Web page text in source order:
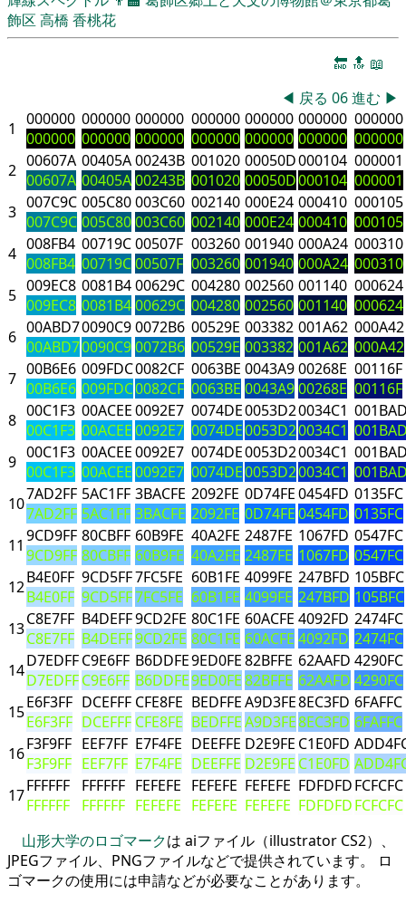
飾区 高橋 香桃花
🔚 🔝 📖
◀ 戻る 06進む ▶
1
000000
000000
000000
000000
000000
000000
000000
000000
000000
000000
000000
000000
000000
000000
2 00607A
00607A
00405A
00405A
00243B
00243B
001020
001020
00050D
00050D
000104
000104
000001
000001
3 007C9C
007C9C
005C80
005C80
003C60
003C60
002140
002140
000E24
000E24
000410
000410
000105
000105
4 008FB4
008FB4
00719C
00719C
00507F
00507F
003260
003260
001940
001940
000A24
000A24
000310
000310
5 009EC8
009EC8
0081B4
0081B4
00629C
00629C
004280
004280
002560
002560
001140
001140
000624
000624
6 00ABD7
00ABD7
0090C9
0090C9
0072B6
0072B6
00529E
00529E
003382
003382
001A62
001A62
000A42
000A42
7 00B6E6
00B6E6
009FDC
009FDC
0082CF
0082CF
0063BE
0063BE
0043A9
0043A9
00268E
00268E
00116F
00116F
8 00C1F3
00C1F3
00ACEE
00ACEE
0092E7
0092E7
0074DE
0074DE
0053D2
0053D2
0034C1
0034C1
9 00C1F3
00C1F3
00ACEE
00ACEE
0092E7
0092E7
0074DE
0074DE
0053D2
0053D2
0034C1
0034C1
107AD2FF
7AD2FF
5AC1FF
5AC1FF
3BACFE
3BACFE
2092FE
2092FE
0D74FE
0D74FE
0454FD
0454FD
0135FC
0135FC
11 9CD9FF
9CD9FF
80CBFF
80CBFF
60B9FE
60B9FE
40A2FE
40A2FE
2487FE
2487FE
1067FD
1067FD
0547FC
0547FC
12B4E0FF
B4E0FF
9CD5FF
9CD5FF
7FC5FE
7FC5FE
60B1FE
60B1FE
4099FE
4099FE
247BFD
247BFD
105BFC
105BFC
13C8E7FF
C8E7FF
B4DEFF
B4DEFF
9CD2FE
9CD2FE
80C1FE
80C1FE
60ACFE
60ACFE
4092FD
4092FD
2474FC
2474FC
14D7EDFF
D7EDFF
C9E6FF
C9E6FF
B6DDFE
B6DDFE
9ED0FE
9ED0FE
82BFFE
82BFFE
62AAFD
62AAFD
4290FC
4290FC
15E6F3FF
E6F3FF
DCEFFF
DCEFFF
CFE8FE
CFE8FE
BEDFFE
BEDFFE
A9D3FE
A9D3FE
8EC3FD
8EC3FD
6FAFFC
6FAFFC
16F3F9FF
F3F9FF
EEF7FF
EEF7FF
E7F4FE
E7F4FE
DEEFFE
DEEFFE
D2E9FE
D2E9FE
C1E0FD
C1E0FD
17FFFFFF
FFFFFF
FFFFFF
FFFFFF
FEFEFE
FEFEFE
FEFEFE
FEFEFE
FEFEFE
FEFEFE
FDFDFD
FDFDFD
FCFCFC
FCFCFC
山形大学のロゴマークは aiファイル（illustrator CS2）、
JPEGファイル、PNGファイルなどで提供されています。 ロ
ゴマークの使用には申請などが必要なことがあります。